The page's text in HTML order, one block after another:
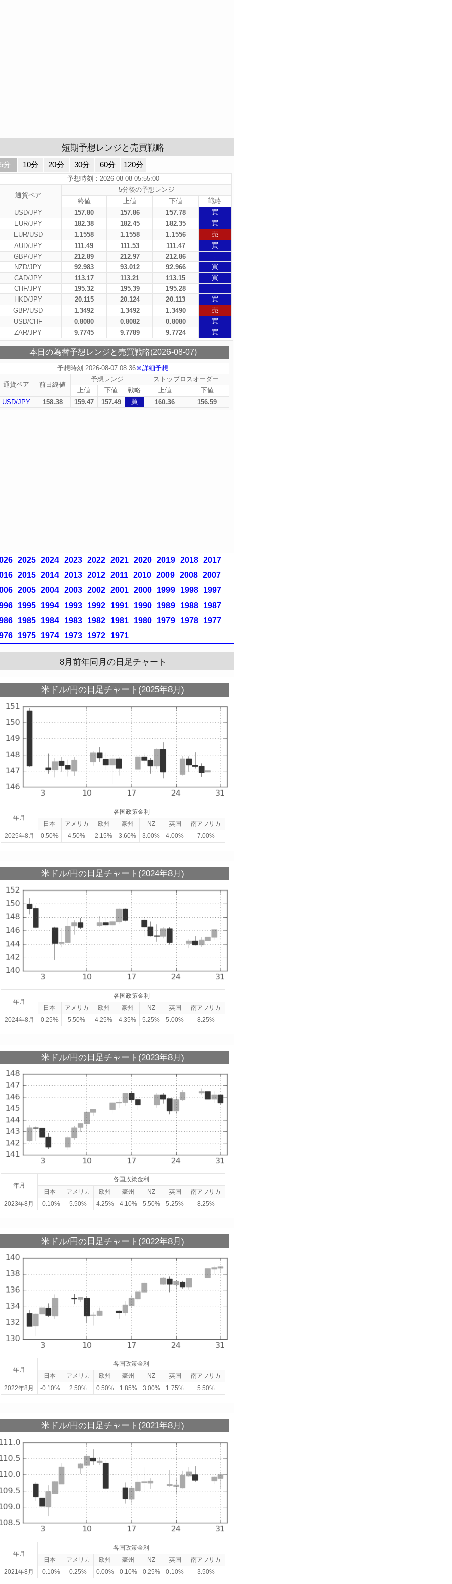
短期予想レンジと売買戦略
5分 10分 20分 30分 60分 120分
予想時刻：2026-08-08 05:55:00
通貨ペア
5分後の予想レンジ
終値
上値 下値
戦略
USD/JPY
157.80 157.86 157.78
買
EUR/JPY
182.38 182.45 182.35
買
EUR/USD
1.1558 1.1558 1.1556
売
AUD/JPY
111.49 111.53 111.47
買
GBP/JPY
212.89 212.97 212.86
-
NZD/JPY
92.983 93.012 92.966
買
CAD/JPY
113.17 113.21 113.15
買
CHF/JPY
195.32 195.39 195.28
-
HKD/JPY
20.115 20.124 20.113
買
GBP/USD
1.3492 1.3492 1.3490
売
USD/CHF
0.8080 0.8082 0.8080
買
ZAR/JPY
9.7745 9.7789 9.7724 買
本日の為替予想レンジと売買戦略(2026-08-07)
予想時刻:2026-08-07 08:36※詳細予想
通貨ペア 前日終値
予想レンジ
ストップロスオーダー
上値
下値 戦略 上値
下値
USD/JPY
158.38 159.47 157.49 買 160.36 156.59
2025 2024 2023 2022 2021 2020 2019 2018 2017
2015 2014 2013 2012 2011 2010 2009 2008 2007
2005 2004 2003 2002 2001 2000 1999 1998
1997
1995 1994 1993 1992 1991 1990 1989 1988
1987
1985 1984 1983 1982 1981 1980 1979 1978
1977
1975 1974 1973 1972 1971
8月前年同月の日足チャート
米ドル/円の日足チャート(2025年8月)
年月
各国政策金利
日本
アメリカ 欧州 豪州 NZ 英国
南アフリカ
2025年8月
0.50% 4.50% 2.15% 3.60% 3.00% 4.00% 7.00%
米ドル/円の日足チャート(2024年8月)
年月
各国政策金利
日本
アメリカ 欧州 豪州 NZ 英国
南アフリカ
2024年8月
0.25% 5.50% 4.25% 4.35% 5.25% 5.00% 8.25%
米ドル/円の日足チャート(2023年8月)
年月
各国政策金利
日本
アメリカ 欧州 豪州 NZ 英国
南アフリカ
2023年8月
-0.10% 5.50% 4.25% 4.10% 5.50% 5.25% 8.25%
米ドル/円の日足チャート(2022年8月)
年月
各国政策金利
日本
アメリカ 欧州 豪州 NZ 英国
南アフリカ
2022年8月
-0.10% 2.50% 0.50% 1.85% 3.00% 1.75% 5.50%
米ドル/円の日足チャート(2021年8月)
年月
各国政策金利
日本
アメリカ 欧州 豪州 NZ 英国
南アフリカ
2021年8月
-0.10% 0.25% 0.00% 0.10% 0.25% 0.10% 3.50%